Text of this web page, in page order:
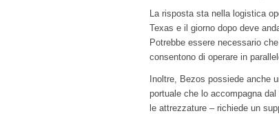
La risposta sta nella logistica
Texas e il giorno dopo deve
Potrebbe essere necessario
consentono di operare in
Inoltre, Bezos possiede anche
portuale che lo accompagna
le attrezzature – richiede un